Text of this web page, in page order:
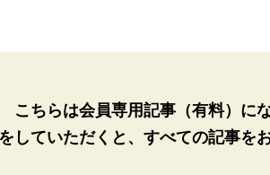
こちらは会員専用記事（有料）に
していただくと、 すべての記事を